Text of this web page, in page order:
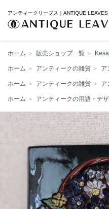
アンティークリーブス｜ANTIQUE LEAVES
ホーム ＞ 販売ショップ一覧 ＞
ホーム ＞ アンティークの雑貨 ＞ ア
ホーム ＞ アンティークの雑貨 ＞ ア
ホーム ＞ アンティークの用語・デ